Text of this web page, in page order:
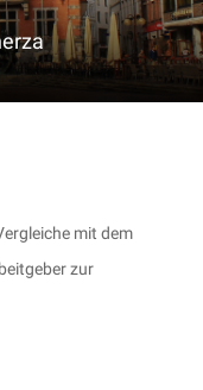
mit dem
zur